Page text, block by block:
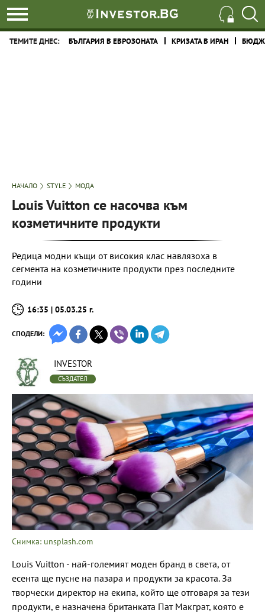
ТЕМИТЕ ДНЕС: БЪЛГАРИЯ В ЕВРОЗОНАТА КРИЗАТА В ИРАН
НАЧАЛО STYLE МОДА
Louis Vuitton се насочва към
козметичните продукти
Редица модни къщи от високия клас навлязоха в
сегмента на козметичните продукти през последните
години
16:35 | 05.03.25 г.
СПОДЕЛИ:
INVESTOR
СЪЗДАТЕЛ
Снимка: unsplash.com
Louis Vuitton - най-големият моден бранд в света, от
есента ще пусне на пазара и продукти за красота. За
творчески директор на екипа, който ще отговаря за тези
продукти, е назначена британката Пат Макграт, която е